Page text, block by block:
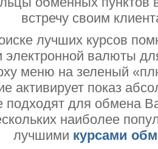
встречу своим
лучших курсов
валюты
меню на зеленый
активирует показ
подходят для обмена
наиболее
лучшими курсами